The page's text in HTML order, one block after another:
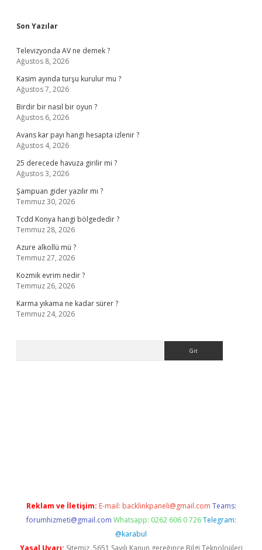
Son Yazılar
Televizyonda AV ne demek ?
Ağustos 8, 2026
Kasim ayında turşu kurulur mu ?
Ağustos 7, 2026
Birdir bir nasıl bir oyun ?
Ağustos 6, 2026
Avans kar payı hangi hesapta izlenir ?
Ağustos 4, 2026
25 derecede havuza girilir mi ?
Ağustos 3, 2026
Şampuan gider yazılır mı ?
Temmuz 30, 2026
Tcdd Konya hangi bölgededir ?
Temmuz 28, 2026
Azure alkollü mü ?
Temmuz 27, 2026
Kozmik evrim nedir ?
Temmuz 26, 2026
Karma yıkama ne kadar sürer ?
Temmuz 24, 2026
Reklam ve İletişim: E-mail: backlinkpaneli@gmail.com Teams:
forumhizmeti@gmail.com Whatsapp: 0262 606 0 726 Telegram:
@karabul
Yasal Uyarı: Sitemiz, 5651 Sayılı Kanun gereğince Bilgi Teknolojileri